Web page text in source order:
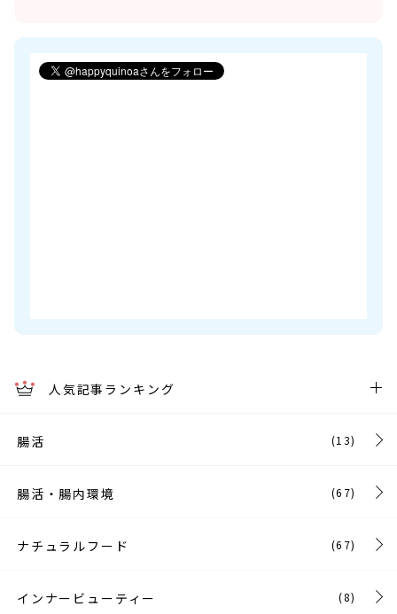
人気記事ランキング
腸活 (13)
腸活・腸内環境 (67)
ナチュラルフード (67)
インナービューティー (8)